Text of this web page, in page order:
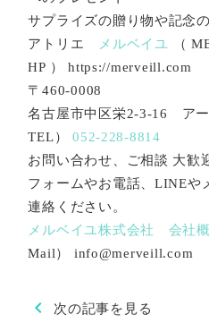
サプライズの贈り物や記念
アトリエ
メルベイユ
（
HP ） https://merveill.com
〒460-0008
名古屋市中区栄2-3-16 ア
TEL）052-228-8814
お問い合わせ、ご相談 大歓
フォームやお電話、LINEや
連絡ください。
メルベイユ株式会社 会社
Mail） info@merveill.com
chevron_left 次の記事を見る